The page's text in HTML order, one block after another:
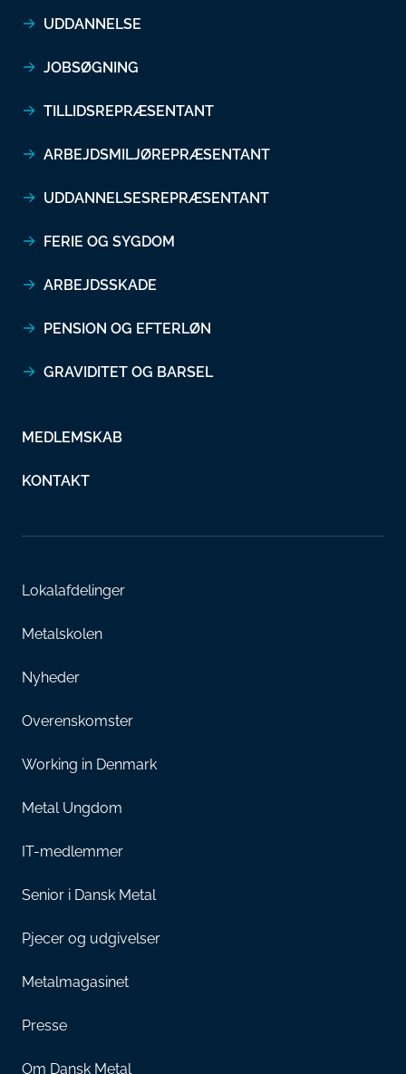
UDDANNELSE
JOBSØGNING
TILLIDSREPRÆSENTANT
ARBEJDSMILJØREPRÆSENTANT
UDDANNELSESREPRÆSENTANT
FERIE OG SYGDOM
ARBEJDSSKADE
PENSION OG EFTERLØN
GRAVIDITET OG BARSEL
MEDLEMSKAB
KONTAKT
Lokalafdelinger
Metalskolen
Nyheder
Overenskomster
Working in Denmark
Metal Ungdom
IT-medlemmer
Senior i Dansk Metal
Pjecer og udgivelser
Metalmagasinet
Presse
Om Dansk Metal